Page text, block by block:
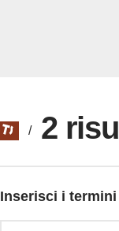
/ 2
Inserisci i